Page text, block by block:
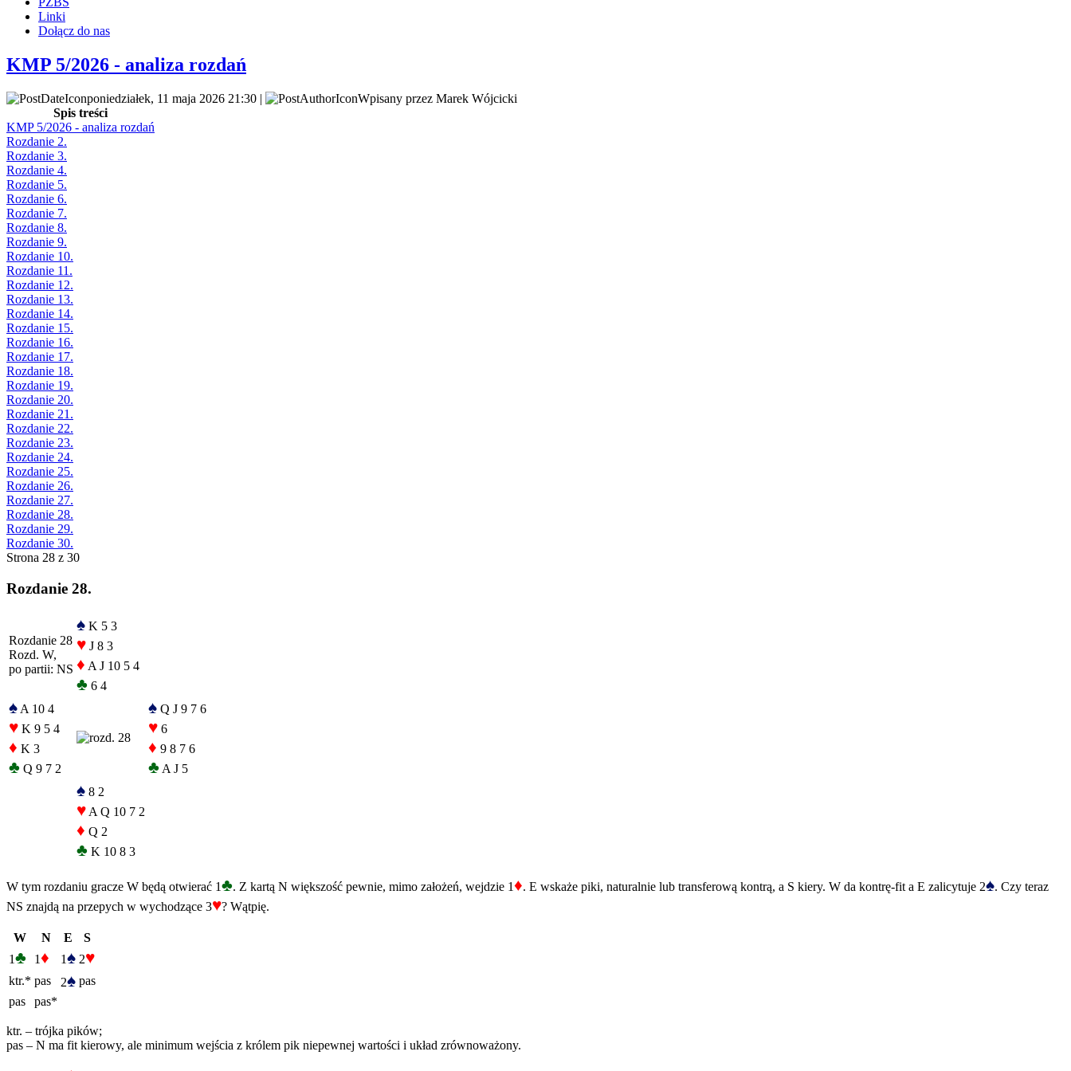
Linki
Dołącz do nas
KMP 5/2026 - analiza rozdań
poniedziałek, 11 maja 2026 21:30 |
Wpisany przez Marek Wójcicki
Spis treści
KMP 5/2026 - analiza rozdań
Rozdanie 2.
Rozdanie 3.
Rozdanie 4.
Rozdanie 5.
Rozdanie 6.
Rozdanie 7.
Rozdanie 8.
Rozdanie 9.
Rozdanie 10.
Rozdanie 11.
Rozdanie 12.
Rozdanie 13.
Rozdanie 14.
Rozdanie 15.
Rozdanie 16.
Rozdanie 17.
Rozdanie 18.
Rozdanie 19.
Rozdanie 20.
Rozdanie 21.
Rozdanie 22.
Rozdanie 23.
Rozdanie 24.
Rozdanie 25.
Rozdanie 26.
Rozdanie 27.
Rozdanie 28.
Rozdanie 29.
Rozdanie 30.
Strona 28 z 30
Rozdanie 28.
Rozdanie 28
Rozd. W,
po partii: NS
♠ K 5 3
♥ J 8 3
♦ A J 10 5 4
♣ 6 4
♠ A 10 4
♥ K 9 5 4
♦ K 3
♣ Q 9 7 2
♠ Q J 9 7 6
♥ 6
♦ 9 8 7 6
♣ A J 5
♠ 8 2
♥ A Q 10 7 2
♦ Q 2
♣ K 10 8 3
W tym rozdaniu gracze W będą otwierać 1♣. Z kartą N większość pewnie, mimo założeń, wejdzie 1♦. E wskaże piki, naturalnie lub transferową kontrą, a S kiery. W da kontrę-fit a E zalicytuje 2♠. Czy teraz
NS znajdą na przepych w wychodzące 3♥? Wątpię.
W N E
S
1♣ 1♦ 1♠ 2♥
ktr.* pas 2♠ pas
pas
pas*
ktr. – trójka pików;
pas – N ma fit kierowy, ale minimum wejścia z królem pik niepewnej wartości i układ zrównoważony.